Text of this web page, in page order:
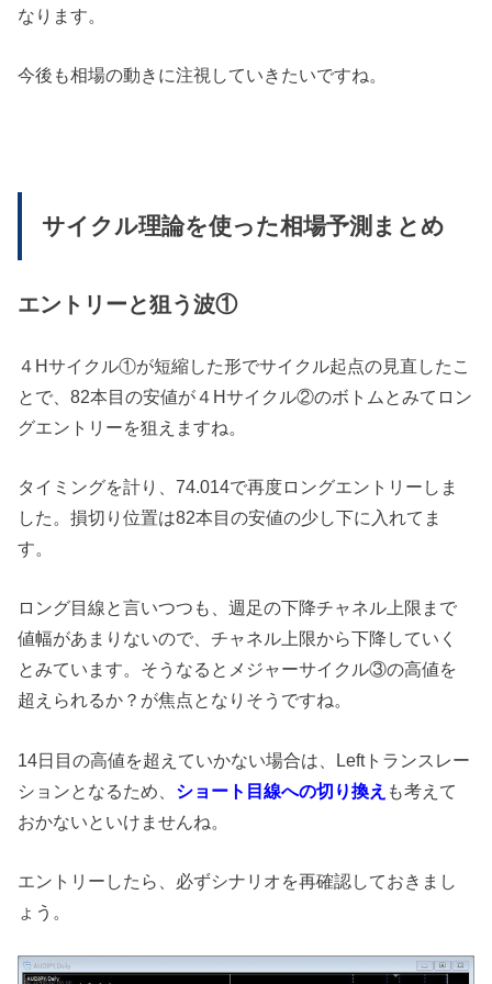
なります。
今後も相場の動きに注視していきたいですね。
サイクル理論を使った相場予測まとめ
エントリーと狙う波①
４Hサイクル①が短縮した形でサイクル起点の見直したこ
とで、82本目の安値が４Hサイクル②のボトムとみてロン
グエントリーを狙えますね。
タイミングを計り、74.014で再度ロングエントリーしま
した。損切り位置は82本目の安値の少し下に入れてま
す。
ロング目線と言いつつも、週足の下降チャネル上限まで
値幅があまりないので、チャネル上限から下降していく
とみています。そうなるとメジャーサイクル③の高値を
超えられるか？が焦点となりそうですね。
14日目の高値を超えていかない場合は、Leftトランスレー
ションとなるため、 ショート目線への切り換え も考えて
おかないといけませんね。
エントリーしたら、必ずシナリオを再確認しておきまし
ょう。